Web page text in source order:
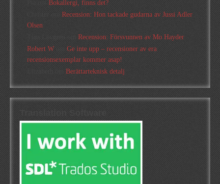
Bokallergi, finns det?
Recension: Hon tackade gudarna av Jussi Adler
Olsen
Recension: Försvunnen av Mo Hayder
Robert Wom Ge inte upp – recensioner av era
recensionsexemplar kommer asap!
omBerättarteknisk detalj
Translation Software